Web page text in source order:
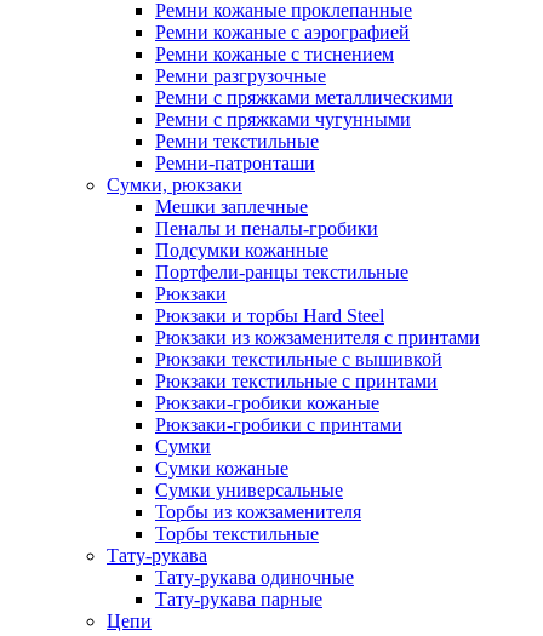
Ремни кожаные проклепанные
Ремни кожаные с аэрографией
Ремни кожаные с тиснением
Ремни разгрузочные
Ремни с пряжками металлическими
Ремни с пряжками чугунными
Ремни текстильные
Ремни-патронташи
Сумки, рюкзаки
Мешки заплечные
Пеналы и пеналы-гробики
Подсумки кожанные
Портфели-ранцы текстильные
Рюкзаки
Рюкзаки и торбы Hard Steel
Рюкзаки из кожзаменителя с принтами
Рюкзаки текстильные с вышивкой
Рюкзаки текстильные с принтами
Рюкзаки-гробики кожаные
Рюкзаки-гробики с принтами
Сумки
Сумки кожаные
Сумки универсальные
Торбы из кожзаменителя
Торбы текстильные
Тату-рукава
Тату-рукава одиночные
Тату-рукава парные
Цепи